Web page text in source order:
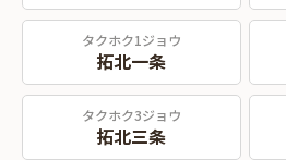
タクホク1ジョウ
拓北一条
タクホク3ジョウ
拓北三条